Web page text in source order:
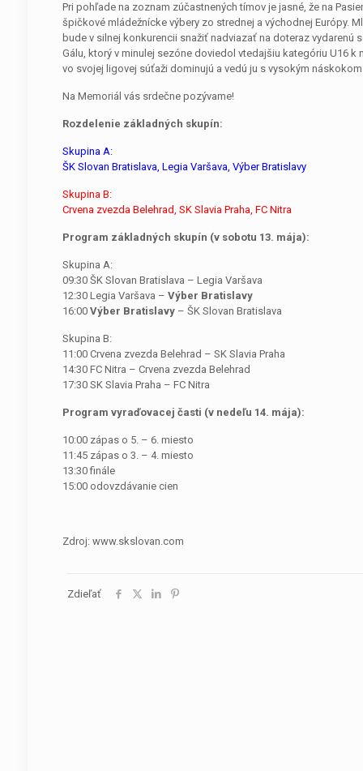
Pri pohľade na zoznam zúčastnených tímov je jasné, že na
špičkové mládežnícke výbery zo strednej a východnej Európy.
bude v silnej konkurencii snažiť nadviazať na doteraz vydarenú
Gálu, ktorý v minulej sezóne doviedol vtedajšiu kategóriu U16 k
vo svojej ligovej súťaži dominujú a vedú ju s vysokým
Na Memoriál vás srdečne pozývame!
Rozdelenie základných skupín:
Skupina A:
ŠK Slovan Bratislava, Legia Varšava, Výber Bratislavy
Skupina B:
Crvena zvezda Belehrad, SK Slavia Praha, FC Nitra
Program základných skupín (v sobotu 13. mája):
Skupina A:
09:30 ŠK Slovan Bratislava – Legia Varšava
12:30 Legia Varšava – Výber Bratislavy
16:00 Výber Bratislavy– ŠK Slovan Bratislava
Skupina B:
11:00 Crvena zvezda Belehrad – SK Slavia Praha
14:30 FC Nitra – Crvena zvezda Belehrad
17:30 SK Slavia Praha – FC Nitra
Program vyraďovacej časti (v nedeľu 14. mája):
10:00 zápas o 5. – 6. miesto
11:45 zápas o 3. – 4. miesto
13:30 finále
15:00 odovzdávanie cien
Zdroj: www.skslovan.com
Zdieľať